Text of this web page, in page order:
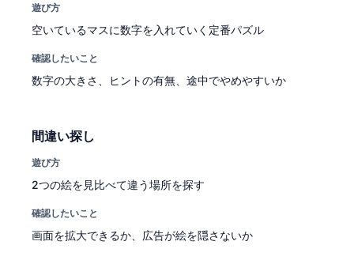
遊び方
空いているマスに数字を入れていく定番パズル
確認したいこと
数字の大きさ、ヒントの有無、途中でやめやすいか
間違い探し
遊び方
2つの絵を見比べて違う場所を探す
確認したいこと
画面を拡大できるか、広告が絵を隠さないか